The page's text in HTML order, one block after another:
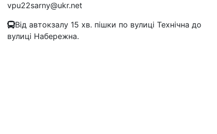
vpu22sarny@ukr.net
Від автокзалу 15 хв. пішки по вулиці Технічна до
вулиці Набережна.